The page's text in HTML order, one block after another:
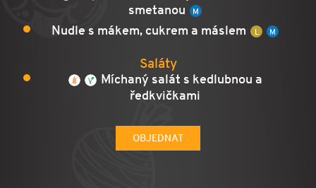
smetanou
Nudle s mákem, cukrem a máslem
Saláty
Míchaný salát s kedlubnou a
ředkvičkami
OBJEDNAT